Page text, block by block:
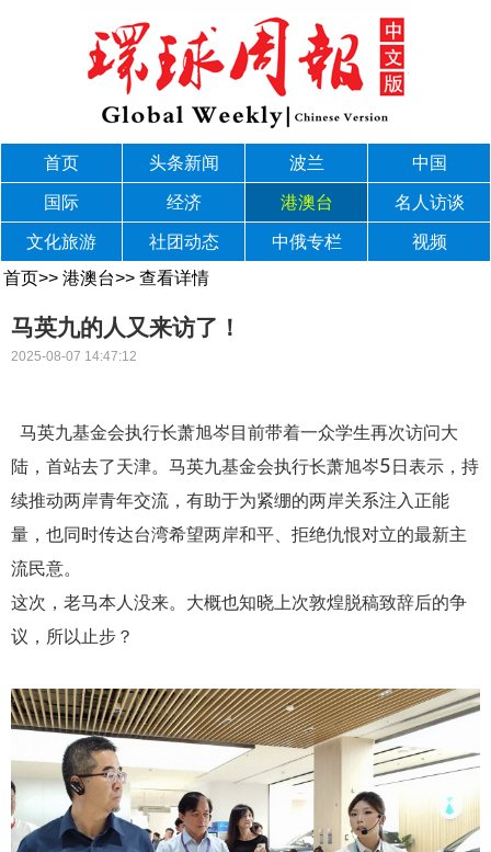
首页 头条新闻 波兰 中国
国际 经济 港澳台 名人访谈
文化旅游 社团动态 中俄专栏
视频
首页>> 港澳台>> 查看详情
马英九的人又来访了！
2025-08-07 14:47:12
马英九基金会执行长萧旭岑目前带着一众学生再次访问大
陆，首站去了天津。马英九基金会执行长萧旭岑5 日表示，持
续推动两岸青年交流，有助于为紧绷的两岸关系注入正能
量，也同时传达台湾希望两岸和平、拒绝仇恨对立的最新主
流民意。
这次，老马本人没来。大概也知晓上次敦煌脱稿致辞后的争
议，所以止步？